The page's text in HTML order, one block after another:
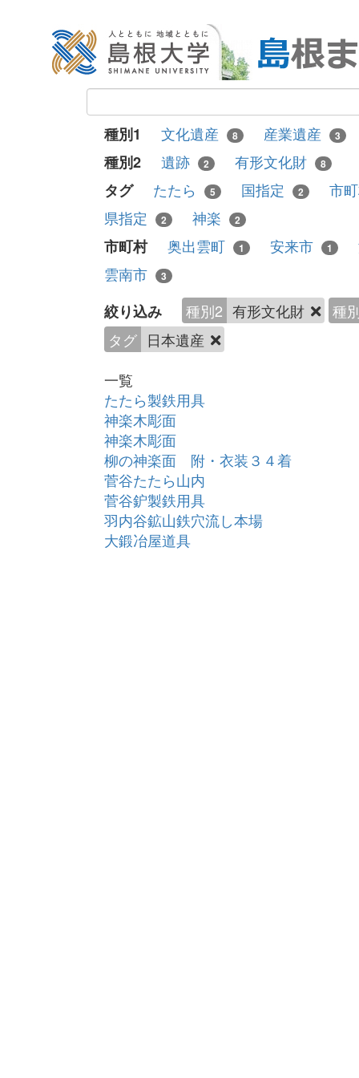
種別1 文化遺産 8 産業遺産 3
種別2 遺跡 2 有形文化財 8
タグ たたら 5 国指定 2
市
県指定
2 神楽 2
市町村 奥出雲町 1 安来市 1
雲南市
3
絞り込み 種別2 有形文化財
種
タグ 日本遺産
一覧
たたら製鉄用具
神楽木彫面
神楽木彫面
柳の神楽面 附・衣装３４着
菅谷たたら山内
菅谷鈩製鉄用具
羽内谷鉱山鉄穴流し本場
大鍛冶屋道具